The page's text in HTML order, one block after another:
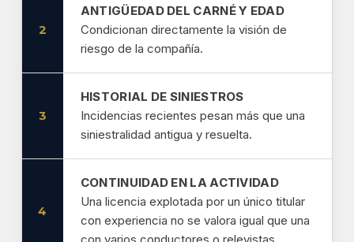
2
ANTIGÜEDAD DEL CARNÉ Y EDAD
Condicionan directamente la visión de
riesgo de la compañía.
3
HISTORIAL DE SINIESTROS
Incidencias recientes pesan más que una
siniestralidad antigua y resuelta.
4
CONTINUIDAD EN LA ACTIVIDAD
Una licencia explotada por un único titular
con experiencia no se valora igual que una